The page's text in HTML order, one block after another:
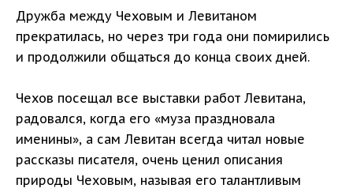
Дружба между Чеховым и Левитаном
прекратилась, но через три года они помирились
и продолжили общаться до конца своих дней.
Чехов посещал все выставки работ Левитана,
радовался, когда его «муза праздновала
именины», а сам Левитан всегда читал новые
рассказы писателя, очень ценил описания
природы Чеховым, называя его талантливым